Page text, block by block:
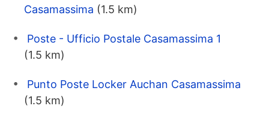
Casamassima (1.5 km)
Poste - Ufficio Postale Casamassima 1
(1.5 km)
Punto Poste Locker Auchan Casamassima
(1.5 km)